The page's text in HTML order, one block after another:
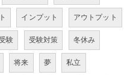
インプット アウトプット
験 受験対策 冬休み
将来 夢 私立